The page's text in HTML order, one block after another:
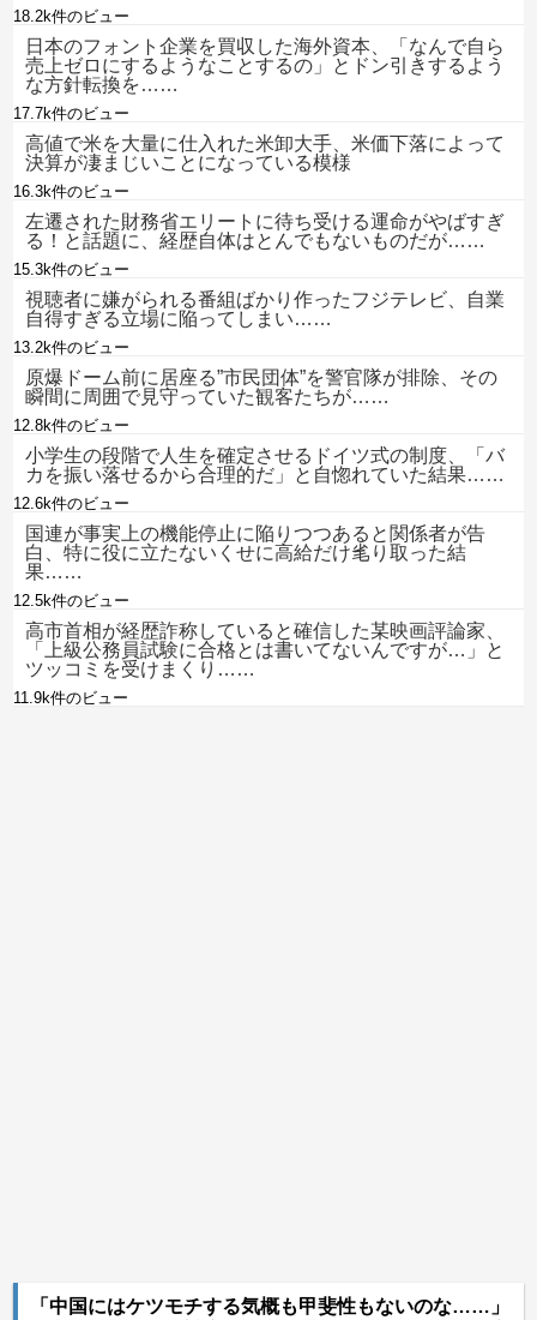
18.2k件のビュー
日本のフォント企業を買収した海外資本、「なんで自ら
売上ゼロにするようなことするの」とドン引きするよう
な方針転換を……
17.7k件のビュー
高値で米を大量に仕入れた米卸大手、米価下落によって
決算が凄まじいことになっている模様
16.3k件のビュー
左遷された財務省エリートに待ち受ける運命がやばすぎ
る！と話題に、経歴自体はとんでもないものだが……
15.3k件のビュー
視聴者に嫌がられる番組ばかり作ったフジテレビ、自業
自得すぎる立場に陥ってしまい……
13.2k件のビュー
原爆ドーム前に居座る”市民団体”を警官隊が排除、その
瞬間に周囲で見守っていた観客たちが……
12.8k件のビュー
小学生の段階で人生を確定させるドイツ式の制度、「バ
カを振い落せるから合理的だ」と自惚れていた結果……
12.6k件のビュー
国連が事実上の機能停止に陥りつつあると関係者が告
白、特に役に立たないくせに高給だけ毟り取った結
果……
12.5k件のビュー
高市首相が経歴詐称していると確信した某映画評論家、
「上級公務員試験に合格とは書いてないんですが…」と
ツッコミを受けまくり……
11.9k件のビュー
「中国にはケツモチする気概も甲斐性もないのな……」